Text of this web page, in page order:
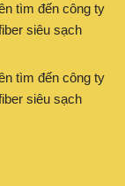
tìm đến công ty
siêu sạch
tìm đến công ty
siêu sạch